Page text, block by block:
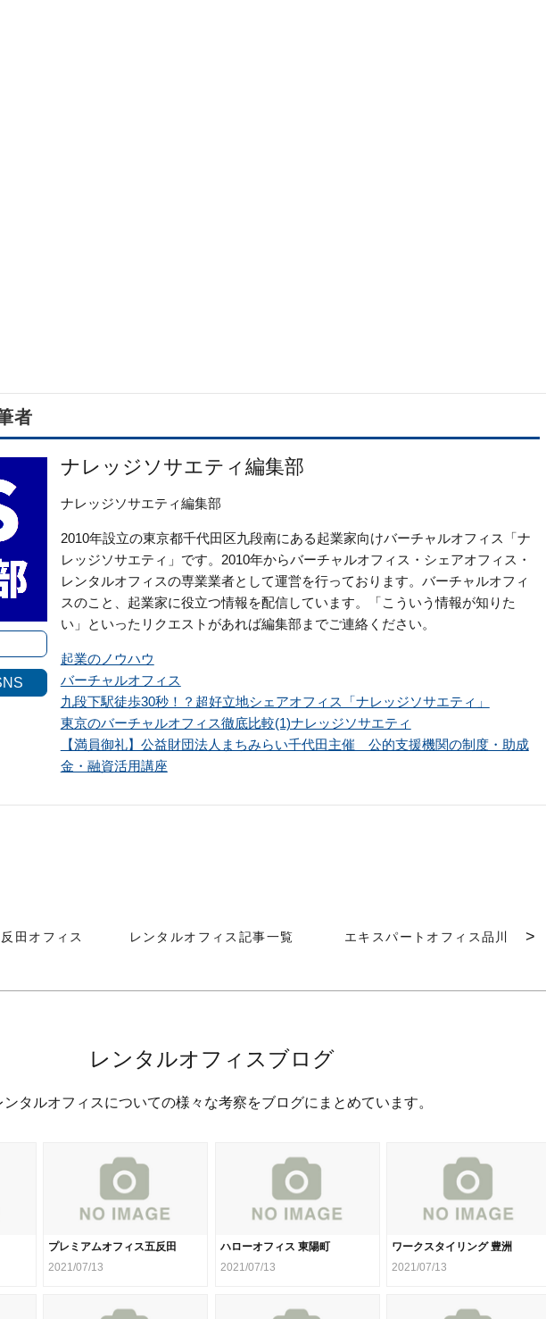
者
ナレッジソサエティ編集部
ナレッジソサエティ編集部
2010年設立の東京都千代田区九段南にある起業家向けバーチャルオフィス「ナ
レッジソサエティ」です。2010年からバーチャルオフィス・シェアオフィス・
レンタルオフィスの専業業者として運営を行っております。バーチャルオフィ
スのこと、起業家に役立つ情報を配信しています。「こういう情報が知りた
い」といったリクエストがあれば編集部までご連絡ください。
起業のノウハウ
バーチャルオフィス
九段下駅徒歩30秒！？超好立地シェアオフィス「ナレッジソサエティ」
東京のバーチャルオフィス徹底比較(1)ナレッジソサエティ
【満員御礼】公益財団法人まちみらい千代田主催 公的支援機関の制度・助成
金・融資活用講座
田オフィス レンタルオフィス記事一覧 エキスパートオフィス品川
レンタルオフィスブログ
ンタルオフィスについての様々な考察をブログにまとめています。
プレミアムオフィス五反田
2021/07/13
ハローオフィス 東陽町
2021/07/13
ワークスタイリング 豊洲
2021/07/13